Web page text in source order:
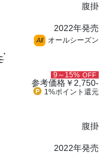
腹掛
2022年発売
All オールシーズン
9～15% OFF
参考価格￥2,750-
1%ポイント 還元
腹掛
2022年発売